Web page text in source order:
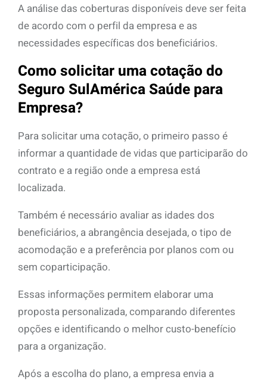
A análise das coberturas disponíveis deve ser feita
de acordo com o perfil da empresa e as
necessidades específicas dos beneficiários.
Como solicitar uma cotação do
Seguro SulAmérica Saúde para
Empresa?
Para solicitar uma cotação, o primeiro passo é
informar a quantidade de vidas que participarão do
contrato e a região onde a empresa está
localizada.
Também é necessário avaliar as idades dos
beneficiários, a abrangência desejada, o tipo de
acomodação e a preferência por planos com ou
sem coparticipação.
Essas informações permitem elaborar uma
proposta personalizada, comparando diferentes
opções e identificando o melhor custo-benefício
para a organização.
Após a escolha do plano, a empresa envia a